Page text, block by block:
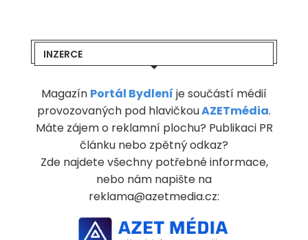
INZERCE
Magazín Portál Bydlení je součástí médií
provozovaných pod hlavičkouAZETmédia.
Máte zájem o reklamní plochu? Publikaci PR
článku nebo zpětný odkaz?
Zde najdete všechny potřebné informace,
nebo nám napište na
reklama@azetmedia.cz: